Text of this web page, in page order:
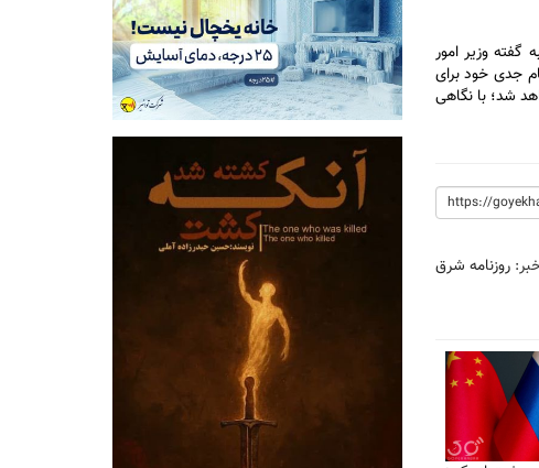
وزیر امور
جدی خود برای
وارد مرحله اجرا خواهد شد؛ با نگاهی
روزنامه شرق